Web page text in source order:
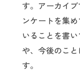
す。アーカイ
ンケートを集
いることを書
や、今後のこ
す。